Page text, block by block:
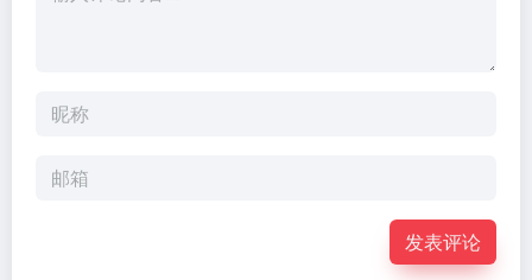
发表评论